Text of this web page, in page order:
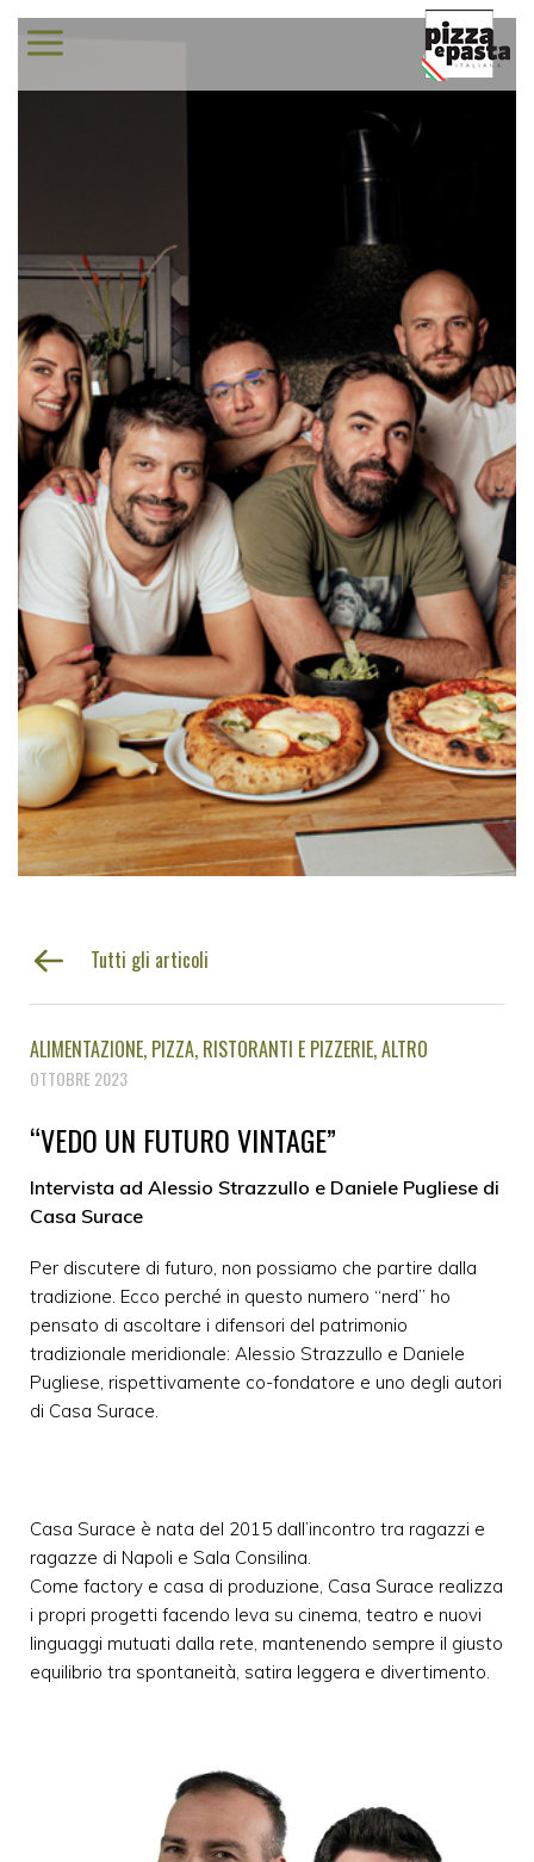
Tutti gli articoli
ALIMENTAZIONE PIZZA RISTORANTI E PIZZERIE ALTRO
OTTOBRE 2023
“VEDO UN FUTURO VINTAGE”
Intervista ad Alessio Strazzullo e Daniele Pugliese di
Casa Surace
Per discutere di futuro, non possiamo che partire dalla
tradizione. Ecco perché in questo numero “nerd” ho
pensato di ascoltare i difensori del patrimonio
tradizionale meridionale: Alessio Strazzullo e Daniele
Pugliese, rispettivamente co-fondatore e uno degli autori
di Casa Surace.
Casa Surace è nata del 2015 dall’incontro tra ragazzi e
ragazze di Napoli e Sala Consilina.
Come factory e casa di produzione, Casa Surace realizza
i propri progetti facendo leva su cinema, teatro e nuovi
linguaggi mutuati dalla rete, mantenendo sempre il giusto
equilibrio tra spontaneità, satira leggera e divertimento.